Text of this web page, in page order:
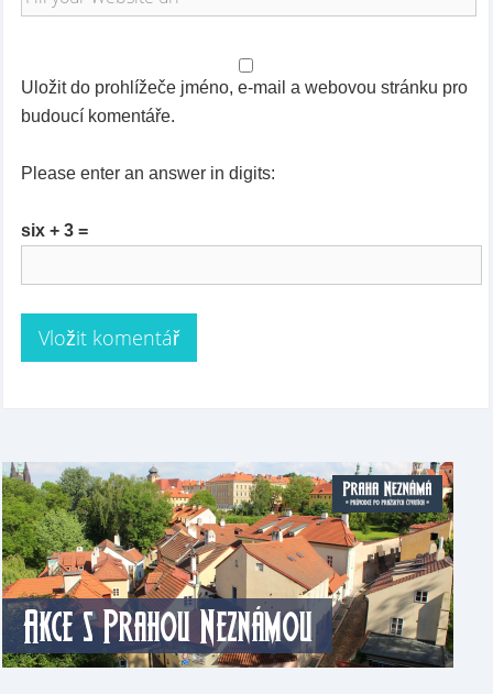
Uložit do prohlížeče jméno, e-mail a webovou stránku pro
budoucí komentáře.
Please enter an answer in digits:
six + 3 =